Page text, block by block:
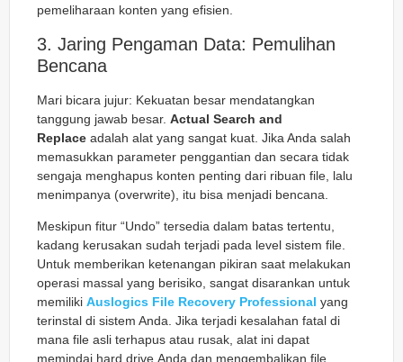
pemeliharaan konten yang efisien.
3. Jaring Pengaman Data: Pemulihan
Bencana
Mari bicara jujur: Kekuatan besar mendatangkan
tanggung jawab besar. Actual Search and
Replace adalah alat yang sangat kuat. Jika Anda salah
memasukkan parameter penggantian dan secara tidak
sengaja menghapus konten penting dari ribuan file, lalu
menimpanya (overwrite), itu bisa menjadi bencana.
Meskipun fitur “Undo” tersedia dalam batas tertentu,
kadang kerusakan sudah terjadi pada level sistem file.
Untuk memberikan ketenangan pikiran saat melakukan
operasi massal yang berisiko, sangat disarankan untuk
memiliki Auslogics File Recovery Professional yang
terinstal di sistem Anda. Jika terjadi kesalahan fatal di
mana file asli terhapus atau rusak, alat ini dapat
memindai hard drive Anda dan mengembalikan file